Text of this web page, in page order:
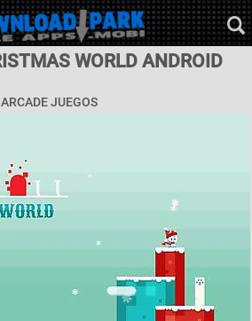
WORLD ANDROID
ARCADE JUEGOS